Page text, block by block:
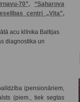
70”, “Saharova
centri „Vita”,
acu klīnika Baltijas
diagnostika un
(pensionāriem,
(piem., tiek segtas